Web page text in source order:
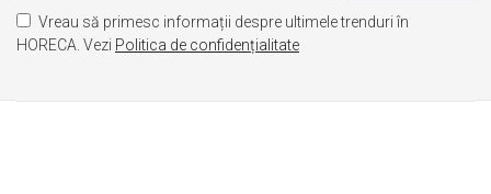
Vreau să primesc informații despre ultimele trenduri în
HORECA. Vezi Politica de confidențialitate